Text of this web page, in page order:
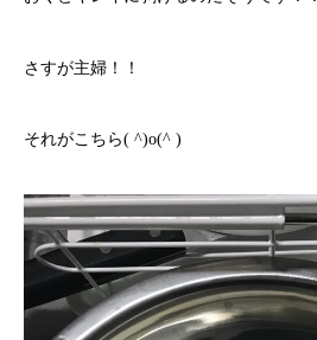
さすが主婦！！
それがこちら( ^)o(^ )